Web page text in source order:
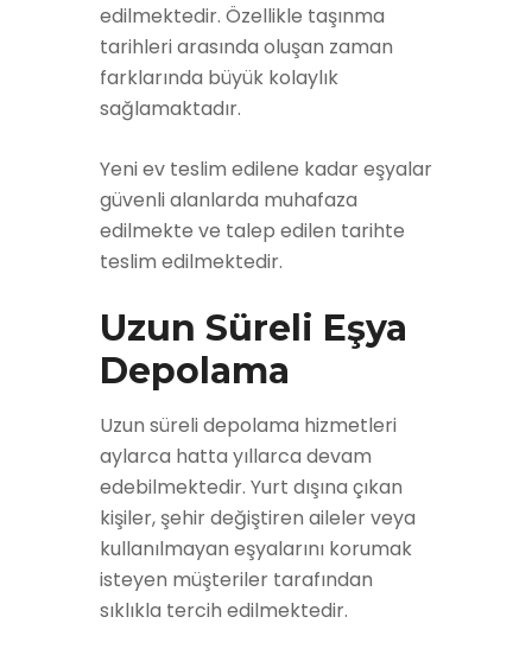
edilmektedir. Özellikle taşınma
tarihleri arasında oluşan zaman
farklarında büyük kolaylık
sağlamaktadır.
Yeni ev teslim edilene kadar eşyalar
güvenli alanlarda muhafaza
edilmekte ve talep edilen tarihte
teslim edilmektedir.
Uzun Süreli Eşya
Depolama
Uzun süreli depolama hizmetleri
aylarca hatta yıllarca devam
edebilmektedir. Yurt dışına çıkan
kişiler, şehir değiştiren aileler veya
kullanılmayan eşyalarını korumak
isteyen müşteriler tarafından
sıklıkla tercih edilmektedir.